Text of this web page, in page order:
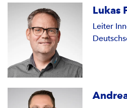
Lukas
Leiter